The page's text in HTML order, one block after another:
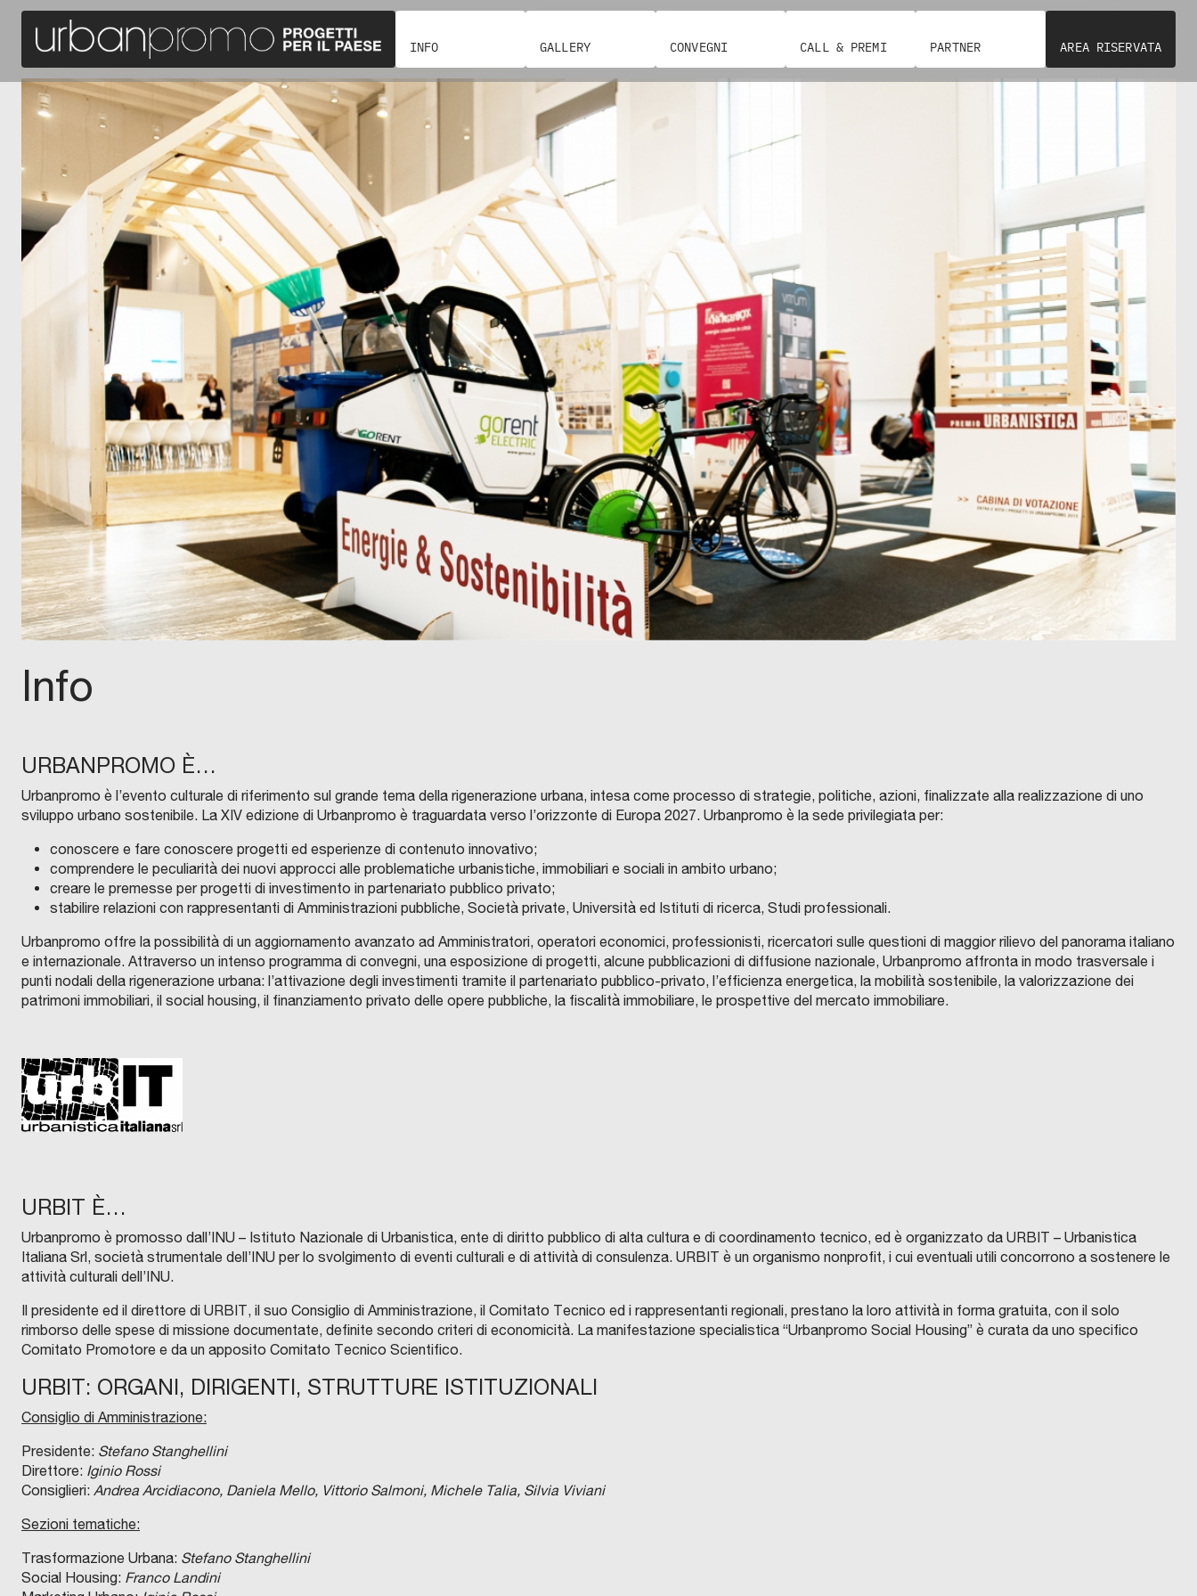
INFO GALLERY CONVEGNI CALL & PREMI PARTNER AREA RISERVATA
Info
URBANPROMO È…
Urbanpromo è l’evento culturale di riferimento sul grande tema della rigenerazione urbana, intesa come processo di strategie, politiche, azioni, finalizzate alla realizzazione di uno
sviluppo urbano sostenibile. La XIV edizione di Urbanpromo è traguardata verso l’orizzonte di Europa 2027. Urbanpromo è la sede privilegiata per:
conoscere e fare conoscere progetti ed esperienze di contenuto innovativo;
comprendere le peculiarità dei nuovi approcci alle problematiche urbanistiche, immobiliari e sociali in ambito urbano;
creare le premesse per progetti di investimento in partenariato pubblico privato;
stabilire relazioni con rappresentanti di Amministrazioni pubbliche, Società private, Università ed Istituti di ricerca, Studi professionali.
Urbanpromo offre la possibilità di un aggiornamento avanzato ad Amministratori, operatori economici, professionisti, ricercatori sulle questioni di maggior rilievo del panorama italiano
e internazionale. Attraverso un intenso programma di convegni, una esposizione di progetti, alcune pubblicazioni di diffusione nazionale, Urbanpromo affronta in modo trasversale i
punti nodali della rigenerazione urbana: l’attivazione degli investimenti tramite il partenariato pubblico-privato, l’efficienza energetica, la mobilità sostenibile, la valorizzazione dei
patrimoni immobiliari, il social housing, il finanziamento privato delle opere pubbliche, la fiscalità immobiliare, le prospettive del mercato immobiliare.
URBIT È…
Urbanpromo è promosso dall’INU – Istituto Nazionale di Urbanistica, ente di diritto pubblico di alta cultura e di coordinamento tecnico, ed è organizzato da URBIT – Urbanistica
Italiana Srl, società strumentale dell’INU per lo svolgimento di eventi culturali e di attività di consulenza. URBIT è un organismo nonprofit, i cui eventuali utili concorrono a sostenere le
attività culturali dell’INU.
Il presidente ed il direttore di URBIT, il suo Consiglio di Amministrazione, il Comitato Tecnico ed i rappresentanti regionali, prestano la loro attività in forma gratuita, con il solo
rimborso delle spese di missione documentate, definite secondo criteri di economicità. La manifestazione specialistica “Urbanpromo Social Housing” è curata da uno specifico
Comitato Promotore e da un apposito Comitato Tecnico Scientifico.
URBIT: ORGANI, DIRIGENTI, STRUTTURE ISTITUZIONALI
Consiglio di Amministrazione:
Presidente: Stefano Stanghellini
Direttore: Iginio Rossi
Consiglieri: Andrea Arcidiacono, Daniela Mello, Vittorio Salmoni, Michele Talia, Silvia Viviani
Sezioni tematiche:
Trasformazione Urbana: Stefano Stanghellini
Social Housing: Franco Landini